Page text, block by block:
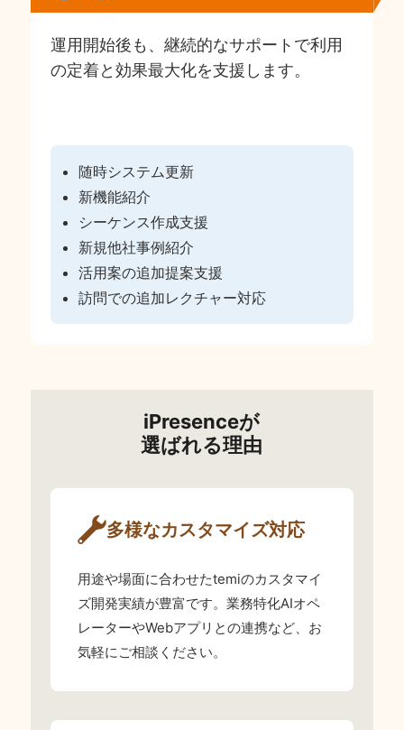
運用開始後も、継続的なサポートで利用
の定着と効果最大化を支援します。
随時システム更新
新機能紹介
シーケンス作成支援
新規他社事例紹介
活用案の追加提案支援
訪問での追加レクチャー対応
iPresenceが
選ばれる理由
多様なカスタマイズ対応
用途や場面に合わせたtemiのカスタマイ
ズ開発実績が豊富です。業務特化AIオペ
レーターやWebアプリとの連携など、お
気軽にご相談ください。